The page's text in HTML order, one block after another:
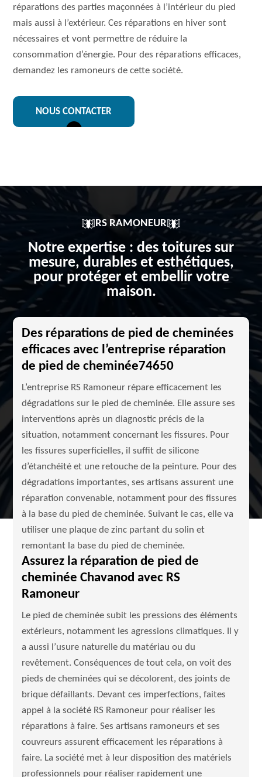
réparations des parties maçonnées à l’intérieur du pied
mais aussi à l’extérieur. Ces réparations en hiver sont
nécessaires et vont permettre de réduire la
consommation d’énergie. Pour des réparations efficaces,
demandez les ramoneurs de cette société.
NOUS CONTACTER
RS RAMONEUR
Notre expertise : des toitures sur
mesure, durables et esthétiques,
pour protéger et embellir votre
maison.
Des réparations de pied de cheminées
efficaces avec l’entreprise réparation
de pied de cheminée74650
L’entreprise RS Ramoneur répare efficacement les
dégradations sur le pied de cheminée. Elle assure ses
interventions après un diagnostic précis de la
situation, notamment concernant les fissures. Pour
les fissures superficielles, il suffit de silicone
d’étanchéité et une retouche de la peinture. Pour des
dégradations importantes, ses artisans assurent une
réparation convenable, notamment pour des fissures
à la base du pied de cheminée. Suivant le cas, elle va
utiliser une plaque de zinc partant du solin et
remontant la base du pied de cheminée.
Assurez la réparation de pied de
cheminée Chavanod avec RS
Ramoneur
Le pied de cheminée subit les pressions des éléments
extérieurs, notamment les agressions climatiques. Il y
a aussi l’usure naturelle du matériau ou du
revêtement. Conséquences de tout cela, on voit des
pieds de cheminées qui se décolorent, des joints de
brique défaillants. Devant ces imperfections, faites
appel à la société RS Ramoneur pour réaliser les
réparations à faire. Ses artisans ramoneurs et ses
couvreurs assurent efficacement les réparations à
faire. La société met à leur disposition des matériels
professionnels pour réaliser rapidement une